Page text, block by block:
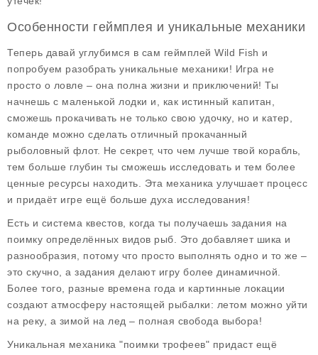
Особенности геймплея и уникальные механики
Теперь давай углубимся в сам геймплей Wild Fish и
попробуем разобрать уникальные механики! Игра не
просто о ловле – она полна жизни и приключений! Ты
начнешь с маленькой лодки и, как истинный капитан,
сможешь прокачивать не только свою удочку, но и катер,
команде можно сделать отличный прокачанный
рыболовный флот. Не секрет, что чем лучше твой корабль,
тем больше глубин ты сможешь исследовать и тем более
ценные ресурсы находить. Эта механика улучшает процесс
и придаёт игре ещё больше духа исследования!
Есть и система квестов, когда ты получаешь задания на
поимку определённых видов рыб. Это добавляет шика и
разнообразия, потому что просто выполнять одно и то же –
это скучно, а задания делают игру более динамичной.
Более того, разные времена года и картинные локации
создают атмосферу настоящей рыбалки: летом можно уйти
на реку, а зимой на лед – полная свобода выбора!
Уникальная механика "поимки трофеев" придаст ещё